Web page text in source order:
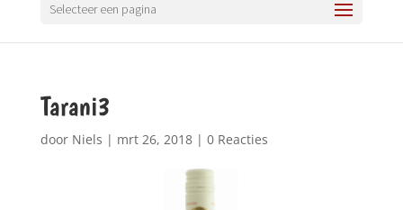
Selecteer een pagina
Tarani3
door Niels | mrt 26, 2018| 0 Reacties